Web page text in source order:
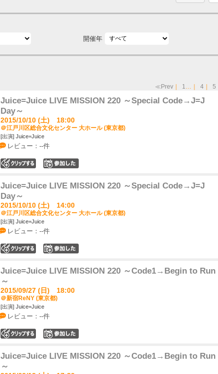
開催年
≪Prev ｜ 1 …｜ 4 ｜ 5
Juice=Juice LIVE MISSION 220 ～Special Code→J=J
Day～
2015/10/10 (土) 18:00
＠江戸川区総合文化センター 大ホール (東京都)
[出演] Juice=Juice
レビュー：--件
Juice=Juice LIVE MISSION 220 ～Special Code→J=J
Day～
2015/10/10 (土) 14:00
＠江戸川区総合文化センター 大ホール (東京都)
[出演] Juice=Juice
レビュー：--件
Juice=Juice LIVE MISSION 220 ～Code1→Begin to Run
～
2015/09/27 (日) 18:00
＠新宿ReNY (東京都)
[出演] Juice=Juice
レビュー：--件
Juice=Juice LIVE MISSION 220 ～Code1→Begin to Run
～